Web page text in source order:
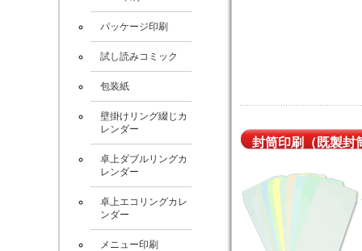
封筒印刷（既製封
パッケージ印刷
試し読みコミック
包装紙
壁掛けリング綴じカ
レンダー
卓上ダブルリングカ
レンダー
卓上エコリングカレ
ンダー
メニュー印刷